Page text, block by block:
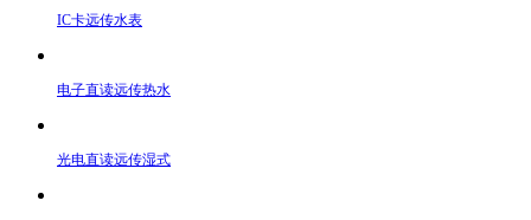
IC卡远传水表
电子直读远传热水
光电直读远传湿式